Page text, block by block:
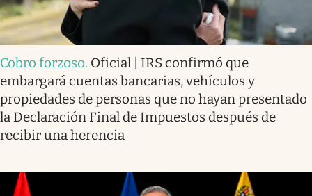
Cobro forzoso. Oficial | IRS confirmó que
embargará cuentas bancarias, vehículos y
propiedades de personas que no hayan presentado
la Declaración Final de Impuestos después de
recibir una herencia